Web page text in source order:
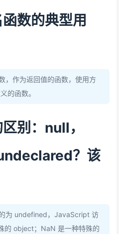
数的典型用
，作为返回值的函数，使用方
的函数。
别：null，
？该
为 undefined，JavaScript 访
的 object；NaN 是一种特殊的